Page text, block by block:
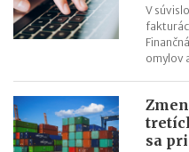
V
omylov
sa